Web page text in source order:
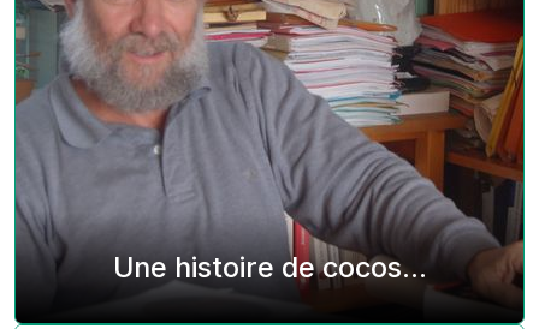
Une histoire de cocos...